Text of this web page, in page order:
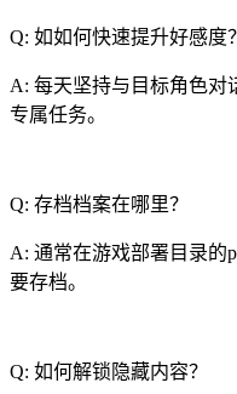
Q: 如如何快速提升好感度？
A: 每天坚持与目标角色对
专属任务。
Q: 存档档案在哪里？
A: 通常在游戏部署目录的
要存档。
Q: 如何解锁隐藏内容？